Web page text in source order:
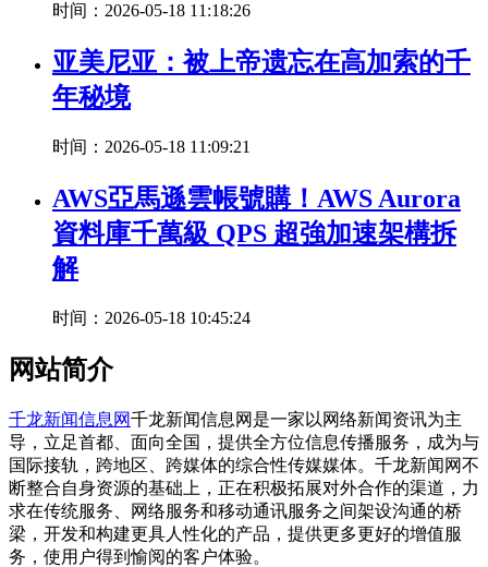
时间：2026-05-18 11:18:26
亚美尼亚：被上帝遗忘在高加索的千
年秘境
时间：2026-05-18 11:09:21
AWS亞馬遜雲帳號購！AWS Aurora
資料庫千萬級 QPS 超強加速架構拆
解
时间：2026-05-18 10:45:24
网站简介
千龙新闻信息网千龙新闻信息网是一家以网络新闻资讯为主
导，立足首都、面向全国，提供全方位信息传播服务，成为与
国际接轨，跨地区、跨媒体的综合性传媒媒体。千龙新闻网不
断整合自身资源的基础上，正在积极拓展对外合作的渠道，力
求在传统服务、网络服务和移动通讯服务之间架设沟通的桥
梁，开发和构建更具人性化的产品，提供更多更好的增值服
务，使用户得到愉阅的客户体验。